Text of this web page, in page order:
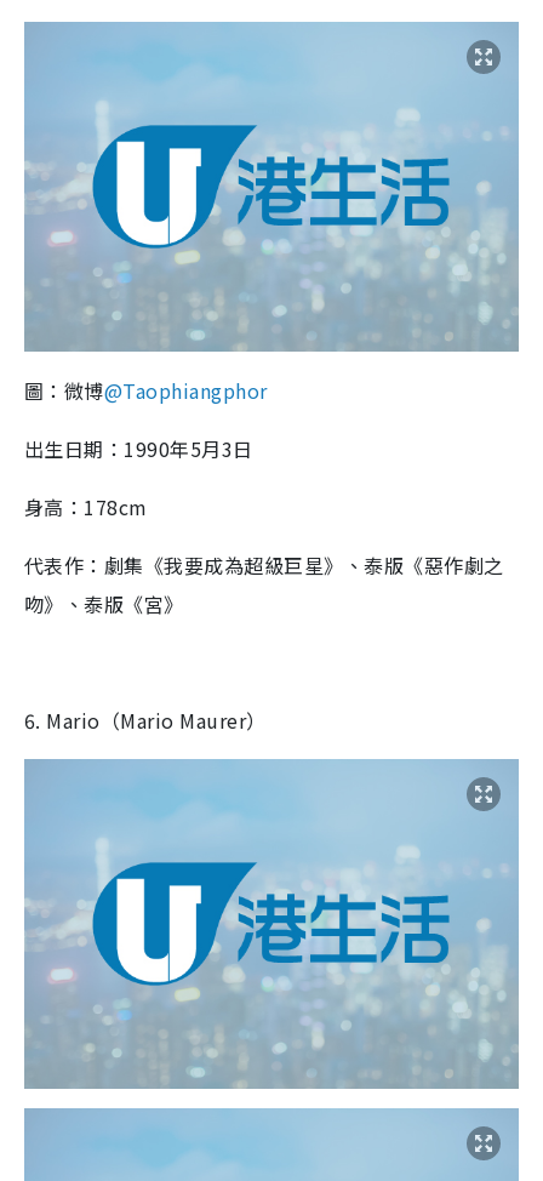
圖：微博@Taophiangphor
出生日期：1990年5月3日
身高：178cm
代表作：劇集《我要成為超級巨星》、泰版《惡作劇之
吻》、泰版《宮》
6. Mario（Mario Maurer）